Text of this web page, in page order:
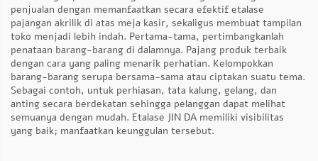
penjualan dengan memanfaatkan secara efektif etalase
pajangan akrilik di atas meja kasir, sekaligus membuat tampilan
toko menjadi lebih indah. Pertama-tama, pertimbangkanlah
penataan barang-barang di dalamnya. Pajang produk terbaik
dengan cara yang paling menarik perhatian. Kelompokkan
barang-barang serupa bersama-sama atau ciptakan suatu tema.
Sebagai contoh, untuk perhiasan, tata kalung, gelang, dan
anting secara berdekatan sehingga pelanggan dapat melihat
semuanya dengan mudah. Etalase JIN DA memiliki visibilitas
yang baik; manfaatkan keunggulan tersebut.